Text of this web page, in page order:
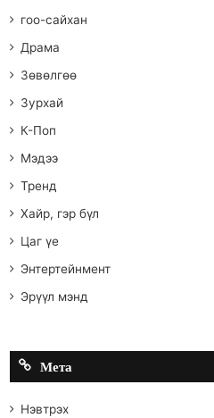
гоо-сайхан
Драма
Зөвөлгөө
Зурхай
К-Поп
Мэдээ
Тренд
Хайр, гэр бүл
Цаг үе
Энтертейнмент
Эрүүл мэнд
Мета
Нэвтрэх